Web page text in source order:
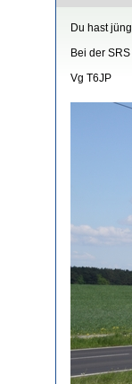
Du hast
Bei der
Vg T6JP